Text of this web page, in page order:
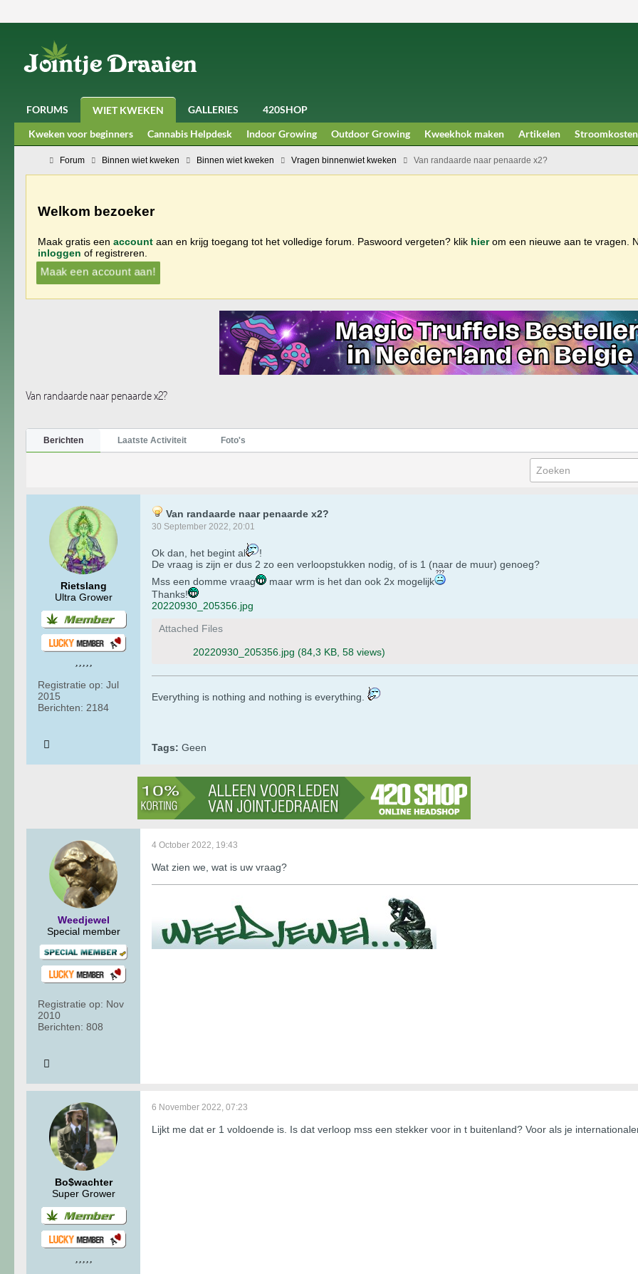
FORUMS WIET KWEKEN GALLERIES
420SHOP
Kweken voor beginners
Cannabis Helpdesk Indoor Growing Outdoor Growing Kweekhok maken Artikelen Stroomkosten
Forum Binnen wiet kweken Binnen wiet kweken Vragen binnenwiet kweken Van randaarde naar penaarde x2?
Welkom bezoeker
Maak gratis een account aan en krijg toegang tot het volledige forum. Paswoord vergeten? klik hierom een nieuwe aan te vragen.
inloggen of registreren.
Maak een account aan!
Van randaarde naar penaarde x2?
Berichten Laatste Activiteit Foto's
Rietslang
Ultra Grower
Registratie op: Jul
2015
Berichten: 2184
Van randaarde naar penaarde x2?
30 September 2022, 20:01
Ok dan, het begint al
!
De vraag is zijn er dus 2 zo een verloopstukken nodig, of is 1 (naar de muur) genoeg?
Mss een domme vraag
maar wrm is het dan ook 2x mogelijk
Thanks!
20220930_205356.jpg
Attached Files
20220930_205356.jpg (84,3 KB, 58 views)
​​​​​​Everything is nothing and nothing is everything.
Tags: Geen
Weedjewel
Special member
Registratie op: Nov
2010
Berichten: 808
4 October 2022, 19:43
Wat zien we, wat is uw vraag?
Bo$wachter
Super Grower
6 November 2022, 07:23
Lijkt me dat er 1 voldoende is. Is dat verloop mss een stekker voor in t buitenland? Voor als je